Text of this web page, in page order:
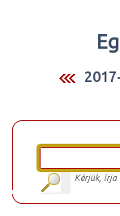
Kérjük, írja